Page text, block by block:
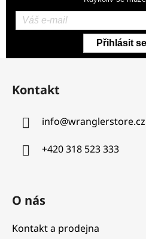
Přihlásit
Kontakt
info@wranglerstore.cz
+420 318 523 333
O nás
Kontakt a prodejna